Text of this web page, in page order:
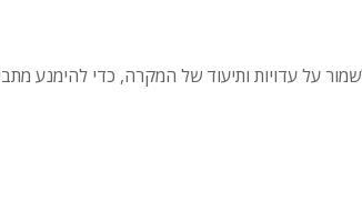
על עדויות ותיעוד של המקרה, כדי להימנע